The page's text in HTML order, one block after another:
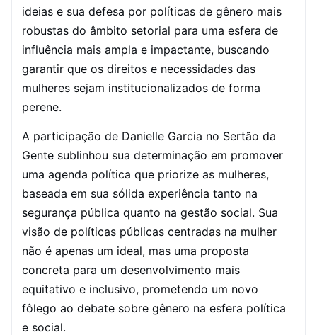
ideias e sua defesa por políticas de gênero mais
robustas do âmbito setorial para uma esfera de
influência mais ampla e impactante, buscando
garantir que os direitos e necessidades das
mulheres sejam institucionalizados de forma
perene.
A participação de Danielle Garcia no Sertão da
Gente sublinhou sua determinação em promover
uma agenda política que priorize as mulheres,
baseada em sua sólida experiência tanto na
segurança pública quanto na gestão social. Sua
visão de políticas públicas centradas na mulher
não é apenas um ideal, mas uma proposta
concreta para um desenvolvimento mais
equitativo e inclusivo, prometendo um novo
fôlego ao debate sobre gênero na esfera política
e social.